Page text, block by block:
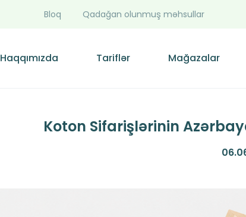
Bloq Qadağan olunmuş məhsullar
Haqqımızda Tariflər Mağazalar
Koton Sifarişlərinin